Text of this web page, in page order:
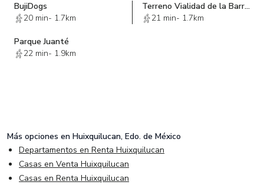
BujiDogs
20 min- 1.7km
Terreno Vialidad de la Barranca
21 min- 1.7km
Parque Juanté
22 min- 1.9km
Más opciones en Huixquilucan, Edo. de México
Departamentos en Renta Huixquilucan
Casas en Venta Huixquilucan
Casas en Renta Huixquilucan